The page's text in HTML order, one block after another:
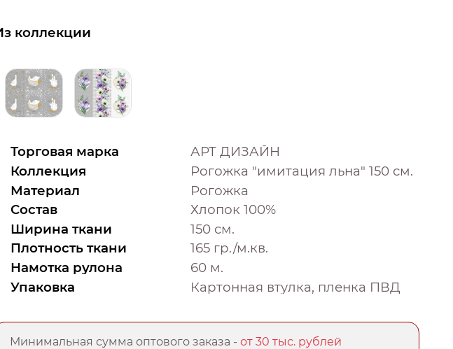
коллекции
Торговая марка
АРТ ДИЗАЙН
Коллекция
Рогожка "имитация льна" 150 см.
Материал
Рогожка
Состав
Хлопок 100%
Ширина ткани
150 см.
Плотность ткани
165 гр./м.кв.
Намотка рулона
60 м.
Упаковка
Картонная втулка, пленка ПВД
Минимальная сумма оптового заказа -от 30 тыс. рублей